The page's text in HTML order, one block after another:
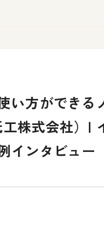
い方ができる
株式会社）|
インタビュー